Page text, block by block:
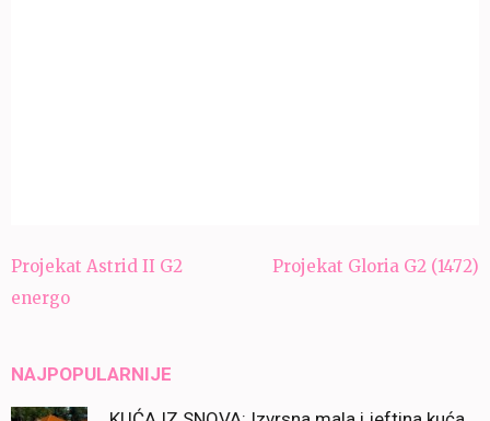
Navigacija
članaka
Projekat Astrid II G2
energo
Projekat Gloria G2 (1472)
NAJPOPULARNIJE